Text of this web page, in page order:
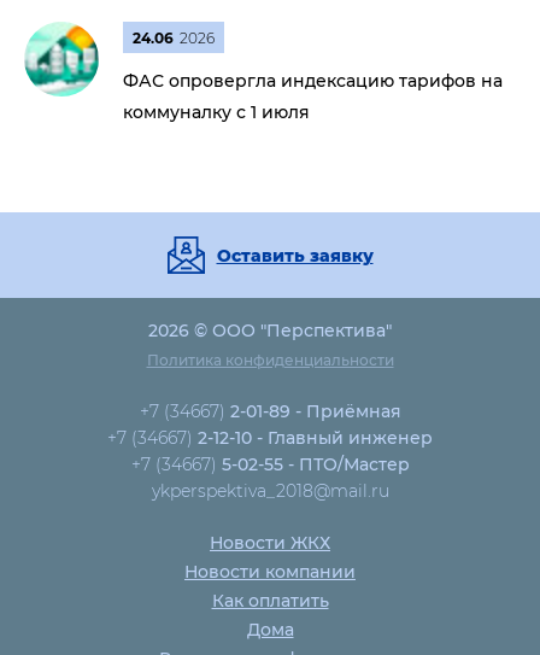
24.06 2026
ФАС опровергла индексацию тарифов на
коммуналку с 1 июля
Оставить заявку
2026 © ООО "Перспектива"
Политика конфиденциальности
+7 (34667) 2-01-89 - Приёмная
+7 (34667) 2-12-10 - Главный инженер
+7 (34667) 5-02-55 - ПТО/Мастер
ykperspektiva_2018@mail.ru
Новости ЖКХ
Новости компании
Как оплатить
Дома